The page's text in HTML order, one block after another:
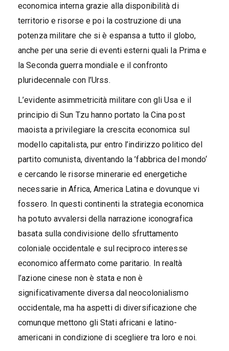
economica interna grazie alla disponibilità di
territorio e risorse e poi la costruzione di una
potenza militare che si è espansa a tutto il globo,
anche per una serie di eventi esterni quali la Prima e
la Seconda guerra mondiale e il confronto
pluridecennale con l’Urss.
L’evidente asimmetricità militare con gli Usa e il
principio di Sun Tzu hanno portato la Cina post
maoista a privilegiare la crescita economica sul
modello capitalista, pur entro l’indirizzo politico del
partito comunista, diventando la ’fabbrica del mondo‘
e cercando le risorse minerarie ed energetiche
necessarie in Africa, America Latina e dovunque vi
fossero. In questi continenti la strategia economica
ha potuto avvalersi della narrazione iconografica
basata sulla condivisione dello sfruttamento
coloniale occidentale e sul reciproco interesse
economico affermato come paritario. In realtà
l’azione cinese non è stata e non è
significativamente diversa dal neocolonialismo
occidentale, ma ha aspetti di diversificazione che
comunque mettono gli Stati africani e latino-
americani in condizione di scegliere tra loro e noi.